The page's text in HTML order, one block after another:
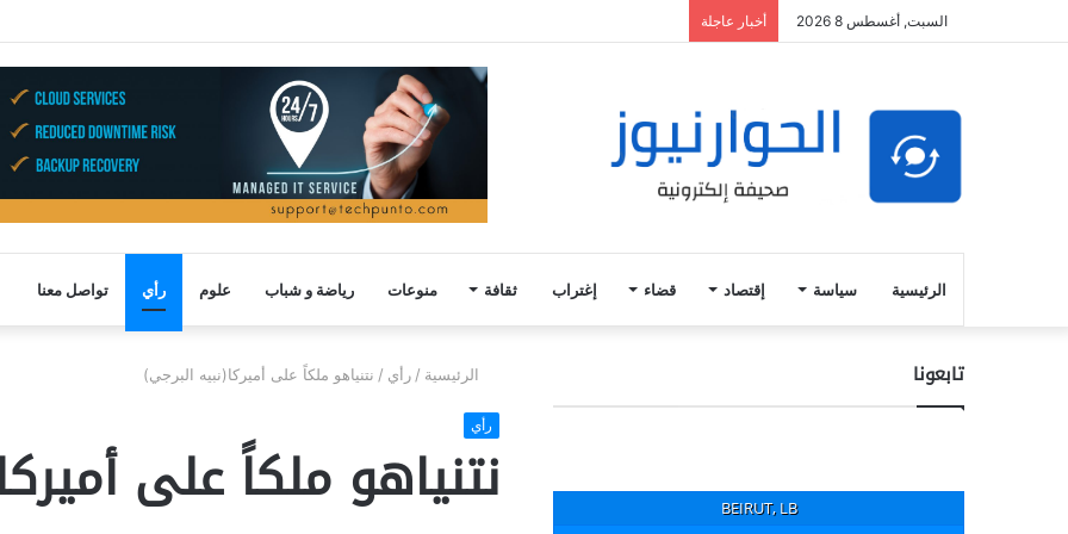
السبت, أغسطس 8 2026 أخبار عاجلة
الرئيسية سياسة إقتصاد قضاء إغتراب ثقافة منوعات رياضة و شباب علوم رأي تواصل معنا
الرئيسية / رأي / نتنياهو ملكاً على أميركا(نبيه البرجي)
رأي
نتنياهو ملكاً على
تابعونا
BEIRUT, LB